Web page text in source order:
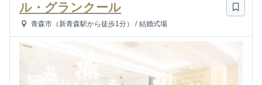
ル・グランクール
青森市（新青森駅から徒歩1分） / 結婚式場